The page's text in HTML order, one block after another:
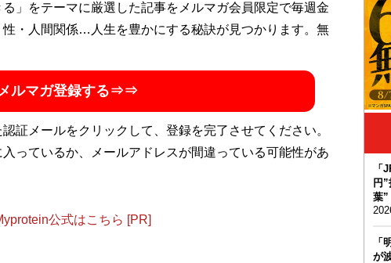
1で歌舞伎町のバーに在籍。Twitter：@tsumami_gui_
」をテーマに厳選した記事をメルマガ会員限定で毎週金
・人間関係…人生を豊かにする秘訣が見つかります。無
ルマガ登録する⇒⇒
証メールをクリックして、登録を完了させてください。
っているか、メールアドレスが間違っている可能性があ
公式はこちら [PR]
「
円
葉”
「
が